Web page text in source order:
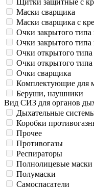
Маски сварщика
Маски сварщика с
Очки закрытого типа
Очки закрытого типа
Очки открытого типа
Очки открытого типа
Очки сварщика
Комплектующие для
Беруши, наушники
Вид СИЗ для органов
Дыхательные
Коробки
Прочее
Противогазы
Респираторы
Полнолицевые маски
Полумаски
Самоспасатели